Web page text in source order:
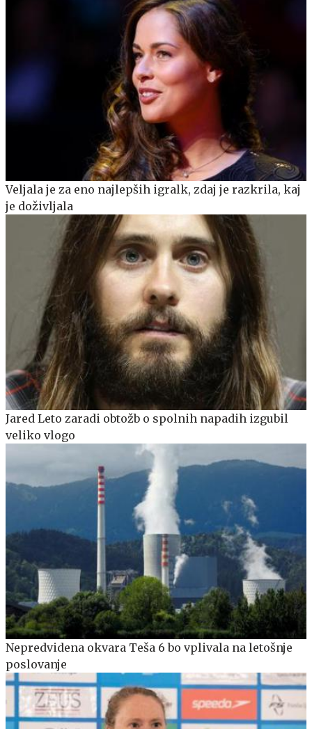
Veljala je za eno najlepših igralk, zdaj je razkrila, kaj
je doživljala
Jared Leto zaradi obtožb o spolnih napadih izgubil
veliko vlogo
Nepredvidena okvara Teša 6 bo vplivala na letošnje
poslovanje